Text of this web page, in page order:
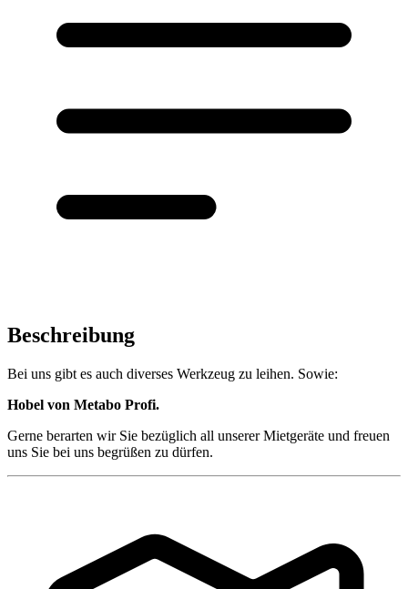
Beschreibung
Bei uns gibt es auch diverses Werkzeug zu leihen. Sowie:
Hobel von Metabo Profi.
Gerne berarten wir Sie bezüglich all unserer Mietgeräte und freuen
uns Sie bei uns begrüßen zu dürfen.